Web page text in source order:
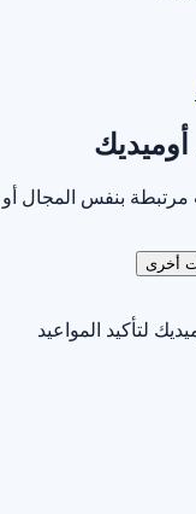
بنفس المجال أو
أخرى
لتأكيد المواعيد